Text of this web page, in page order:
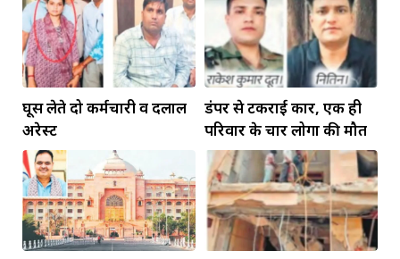
घूस लेते दो कर्मचारी व दलाल
अरेस्ट
डंपर से टकराई कार, एक ही
परिवार के चार लोगों की मौत